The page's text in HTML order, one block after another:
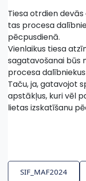
Tiesa otrdien
tas procesa
pēcpusdienā.
Vienlaikus tiesa
sagatavošanai būs
procesa
Taču, ja, gatavojot
apstākļus, kuri vēl
lietas izskatīšanu
SIF_MAF2024